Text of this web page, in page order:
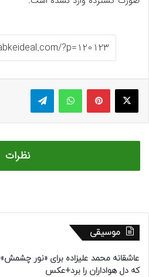
ایکس پینتریستواتس آپ تلگرام
نظرات
موسیقی
عاشقانه محمد علیزاده برای «نور
که دل هواداران را برد+عکس